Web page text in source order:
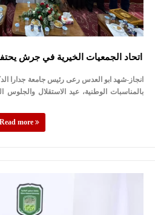
اتحاد الجمعيات الخيرية في جرش
انجاز-شهد ابو العدس رعى رئيس جامعة جدارا
بالمناسبات الوطنية، عيد الاستقلال والجلوس
Read more